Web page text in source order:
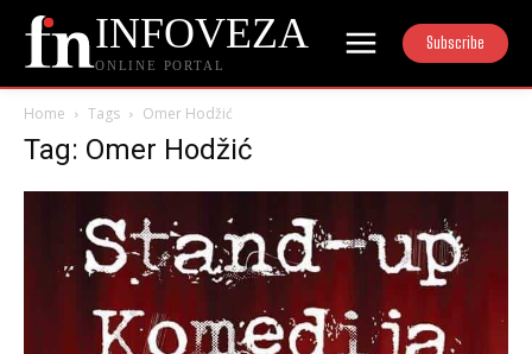
INFOVEZA
ONLINE PORTAL
Subscribe
Home Tags Omer Hodžić
Tag: Omer Hodžić